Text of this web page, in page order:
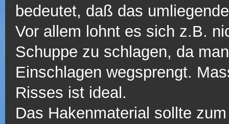
bedeutet, daß das
Vor allem lohnt es sich z.B.
Schuppe zu schlagen, da
Einschlagen wegsprengt.
Risses ist ideal.
Das Hakenmaterial sollte